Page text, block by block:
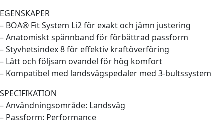
EGENSKAPER
– BOA® Fit System Li2 för exakt och jämn justering
– Anatomiskt spännband för förbättrad passform
– Styvhetsindex 8 för effektiv kraftöverföring
– Lätt och följsam ovandel för hög komfort
– Kompatibel med landsvägspedaler med 3-bultssystem
SPECIFIKATION
– Användningsområde: Landsväg
– Passform: Performance